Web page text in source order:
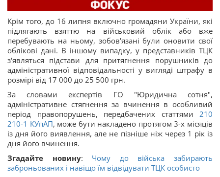
Крім того, до 16 липня включно громадяни України, які
підлягають взяттю на військовий облік або вже
перебувають на ньому, зобов'язані були оновити свої
облікові дані. В іншому випадку, у представників ТЦК
з'являться підстави для притягнення порушників до
адміністративної відповідальності у вигляді штрафу в
розмірі від 17 000 до 25 500 грн.
За словами експертів ГО "Юридична сотня",
адміністративне стягнення за вчинення в особливий
період правопорушень, передбачених статтями 210
210-1 КУпАП, може бути накладено протягом 3-х місяців
із дня його виявлення, але не пізніше ніж через 1 рік із
дня його вчинення.
Згадайте новину: Чому до війська забирають
заброньованих і навіщо їм відвідувати ТЦК особисто